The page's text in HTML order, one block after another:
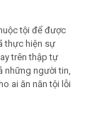
tội để được
thực hiện sự
trên thập tự
những người tin,
ai ăn năn tội lỗi